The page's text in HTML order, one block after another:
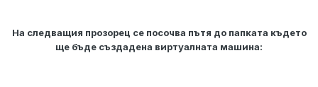
На следващия прозорец се посочва пътя до папката където
ще бъде създадена виртуалната машина: